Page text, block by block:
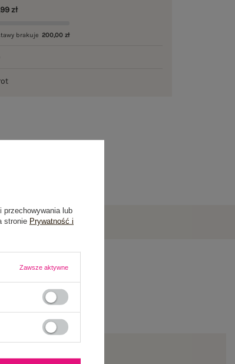
zł
brakuje 200,00 zł
przechowywania lub
stronie Prywatność i
Zawsze aktywne